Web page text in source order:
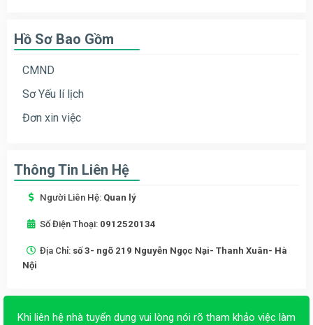
Hồ Sơ Bao Gồm
CMND
Sơ Yếu lí lịch
Đơn xin việc
Thông Tin Liên Hệ
Người Liên Hệ: Quan lý
Số Điện Thoại: 0912520134
Địa Chỉ: số 3- ngõ 219 Nguyễn Ngọc Nại- Thanh Xuân- Hà
Nội
Khi liên hệ nhà tuyển dụng vui lòng nói rõ tham khảo việc làm